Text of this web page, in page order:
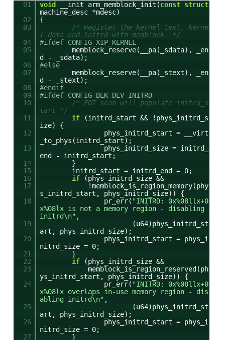
01 void __init arm_memblock_init(const struct
machine_desc *mdesc)
02
{
03
/* Register the kernel text, kerne
l data and initrd with memblock. */
04
#ifdef CONFIG_XIP_KERNEL
05
memblock_reserve(__pa(_sdata), _en
d - _sdata);
06
#else
07
memblock_reserve(__pa(_stext), _en
d - _stext);
08
#endif
09
#ifdef CONFIG_BLK_DEV_INITRD
10
/* FDT scan will populate initrd_s
tart */
11
if
(initrd_start && !phys_initrd_s
ize) {
12
phys_initrd_start = __virt
_to_phys(initrd_start);
13
phys_initrd_size = initrd_
end - initrd_start;
14
}
15
initrd_start = initrd_end = 0;
16
if
(phys_initrd_size &&
17
!memblock_is_region_memory(phy
s_initrd_start, phys_initrd_size)) {
18
pr_err( "INITRD: 0x%08llx+0
x%08lx is not a memory region - disabling
initrd\n" ,
19
(u64)phys_initrd_st
art, phys_initrd_size);
20
phys_initrd_start = phys_i
nitrd_size = 0;
21
}
22
if
(phys_initrd_size &&
23
memblock_is_region_reserved(ph
ys_initrd_start, phys_initrd_size)) {
24
pr_err( "INITRD: 0x%08llx+0
x%08lx overlaps in-use memory region - dis
abling initrd\n" ,
25
(u64)phys_initrd_st
art, phys_initrd_size);
26
phys_initrd_start = phys_i
nitrd_size = 0;
27
}